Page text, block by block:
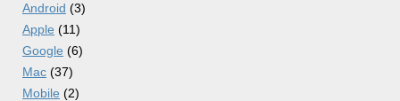
Android (3)
Apple (11)
Google (6)
Mac (37)
Mobile (2)